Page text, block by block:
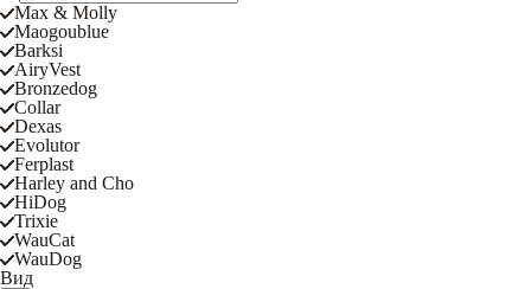
Max & Molly
Maogoublue
Barksi
AiryVest
Bronzedog
Collar
Dexas
Evolutor
Ferplast
Harley and Cho
HiDog
Trixie
WauCat
WauDog
Вид